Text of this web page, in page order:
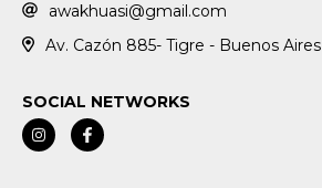
awakhuasi@gmail.com
Av. Cazón 885- Tigre - Buenos Aires
SOCIAL NETWORKS